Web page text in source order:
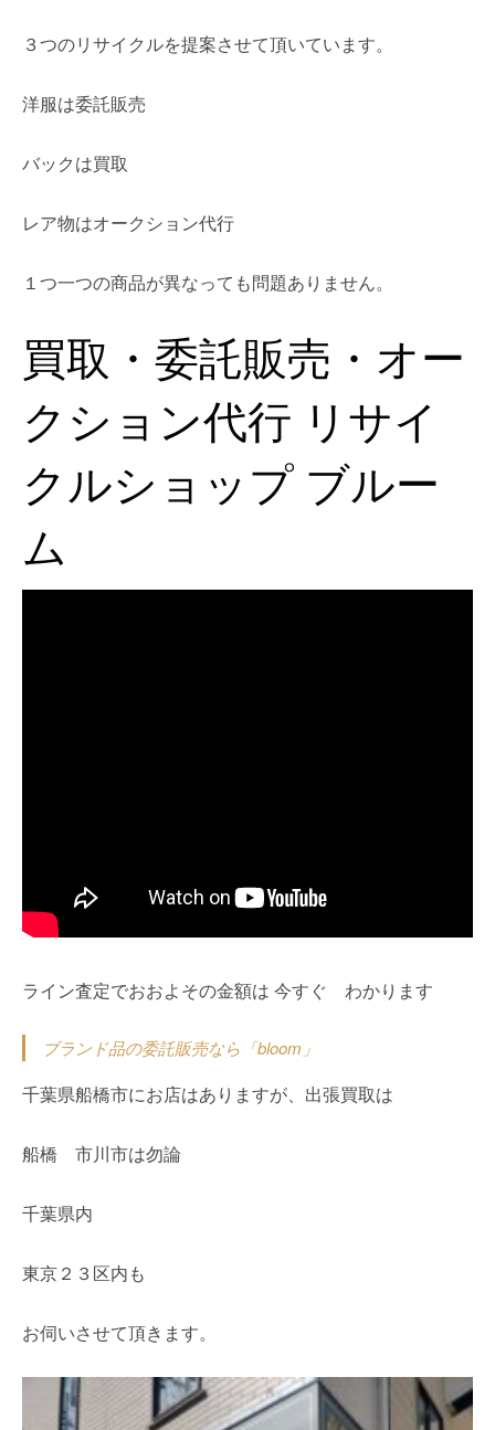
３つのリサイクルを提案させて頂いています。
洋服は委託販売
バックは買取
レア物はオークション代行
１つ一つの商品が異なっても問題ありません。
買取・委託販売・オー
クション代行 リサイ
クルショップ ブルー
ム
ライン査定でおおよその金額は 今すぐ わかります
ブランド品の委託販売なら「bloom」
千葉県船橋市にお店はありますが、出張買取は
船橋 市川市は勿論
千葉県内
東京２３区内も
お伺いさせて頂きます。